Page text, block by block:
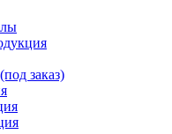
заказ)